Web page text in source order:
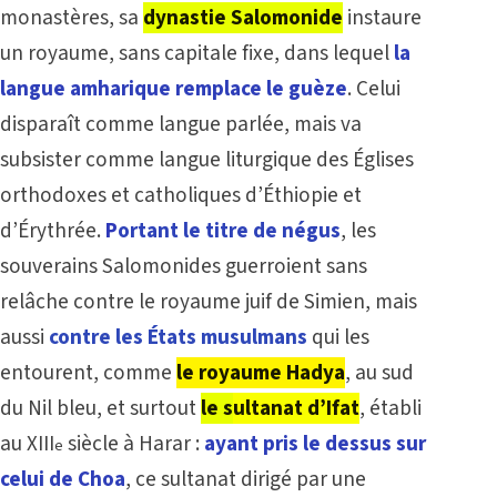
monastères, sa dynastie Salomonide instaure
un royaume, sans capitale fixe, dans lequella
langue amharique remplace le guèze. Celui
disparaît comme langue parlée, mais va
subsister comme langue liturgique des Églises
orthodoxes et catholiques d’Éthiopie et
d’Érythrée. Portant le titre de négus, les
souverains Salomonides guerroient sans
relâche contre le royaume juif de Simien, mais
aussi contre les États musulmans qui les
entourent, comme le royaume Hadya, au sud
du Nil bleu, et surtoutle sultanat d’Ifat, établi
au XIIIe siècle à Harar : ayant pris le dessus sur
celui de Choa, ce sultanat dirigé par une